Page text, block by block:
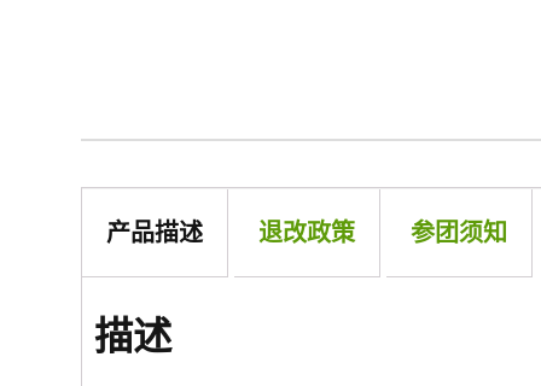
产品描述 退改政策 参团须知
描述